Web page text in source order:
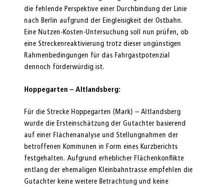
die fehlende Perspektive einer Durchbindung der Linie
nach Berlin aufgrund der Eingleisigkeit der Ostbahn.
Eine Nutzen-Kosten-Untersuchung soll nun prüfen, ob
eine Streckenreaktivierung trotz dieser ungünstigen
Rahmenbedingungen für das Fahrgastpotenzial
dennoch förderwürdig ist.
Hoppegarten – Altlandsberg:
Für die Strecke Hoppegarten (Mark) – Altlandsberg
wurde die Ersteinschätzung der Gutachter basierend
auf einer Flächenanalyse und Stellungnahmen der
betroffenen Kommunen in Form eines Kurzberichts
festgehalten. Aufgrund erheblicher Flächenkonflikte
entlang der ehemaligen Kleinbahntrasse empfehlen die
Gutachter keine weitere Betrachtung und keine